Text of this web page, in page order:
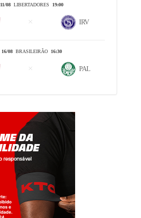
11/08LIBERTADORES 19:00
IRV
16/08BRASILEIRÃO 16:30
PAL